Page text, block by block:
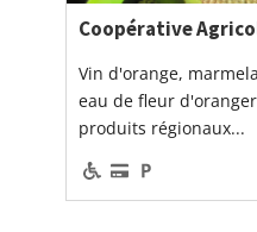
Coopérative
Vin d'orange,
eau de fleur
produits régionaux...